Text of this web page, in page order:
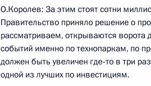
Начало встречи с председателем
Андреем Костиным
3 июня 2005 года, 16:05 Ново-Огарево
О.Королев: За этим стоят сотни
Правительство приняло решение о
рассматриваем, открываются ворота
событий именно по технопаркам, по
должен быть увеличен где‑то в три
одной из лучших по инвестициям.